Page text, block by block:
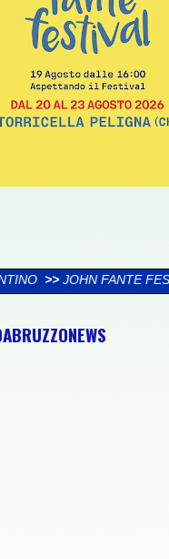
"IL DIO DI MIO